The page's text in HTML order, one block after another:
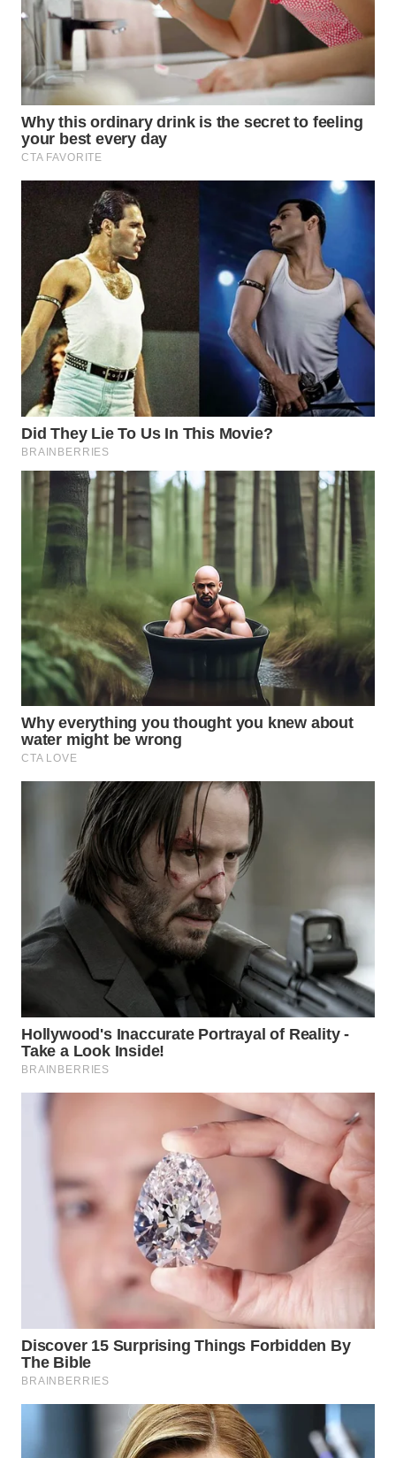
WN
INDRAMAYU
WN
KUNINGAN
WN
MAJALENGKA
WN
SUBANG
WN
SUKABUMI
WN
PURWAKARTA
WN
PRIANGAN
TIMUR
WN
SEMARANG
WN
SOLO
WN
BOROBUDUR
WN
MADURA
WN
NATUNA
WN
BINTAN
WN
MANDALIKA
WN
LIKUPANG
LABUANBAJO
WAHANA
WAHANA
TANI